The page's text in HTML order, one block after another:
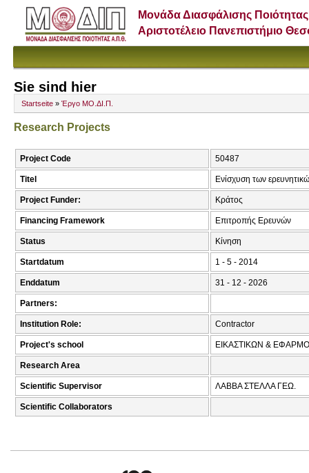
Μονάδα Διασφάλισης Ποιότητας
Αριστοτέλειο Πανεπιστήμιο
Sie sind hier
Startseite » Έργο ΜΟ.ΔΙ.Π.
Research Projects
Project Code 50487
Titel Ενίσχυση των
Project Funder: Κράτος
Financing Framework Επιτροπής Ερευνών
Status Κίνηση
Startdatum 1 - 5 - 2014
Enddatum 31 - 12 - 2026
Partners:
Institution Role: Contractor
Project's school ΕΙΚΑΣΤΙΚΩΝ &
Research Area
Scientific Supervisor ΛΑΒΒΑ ΣΤΕΛΛΑ ΓΕΩ.
Scientific Collaborators